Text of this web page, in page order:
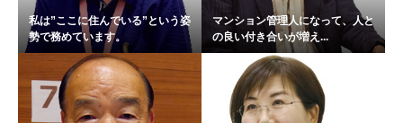
私は”ここに住んでいる”という姿
勢で務めています。
マンション管理人になって、人と
の良い付き合いが増え...